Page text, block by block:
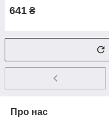
641 ₴
Про нас